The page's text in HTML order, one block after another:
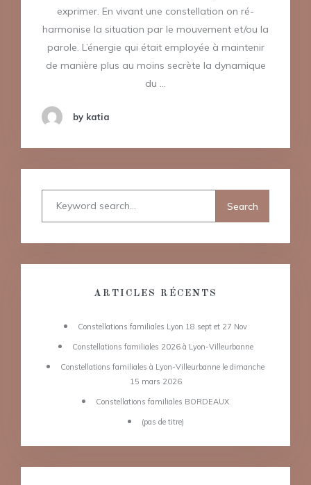
exprimer. En vivant une constellation on ré-
harmonise la situation par le mouvement et/ou la
parole. L’énergie qui était employée à maintenir
de manière plus au moins secrète la dynamique
du …
by katia
ARTICLES RÉCENTS
Constellations familiales Lyon 18 sept et 27 Nov
Constellations familiales 2026 à Lyon-Villeurbanne
Constellations familiales à Lyon-Villeurbanne le dimanche
15 mars 2026
Constellations familiales BORDEAUX
(pas de titre)